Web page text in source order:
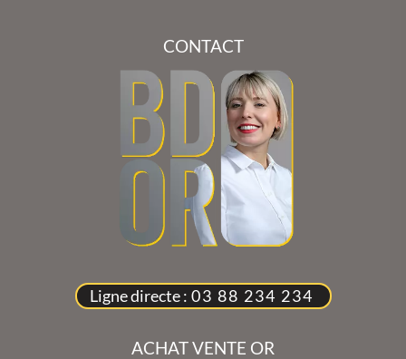
CONTACT
Ligne directe : 03 88 234 234
ACHAT VENTE OR